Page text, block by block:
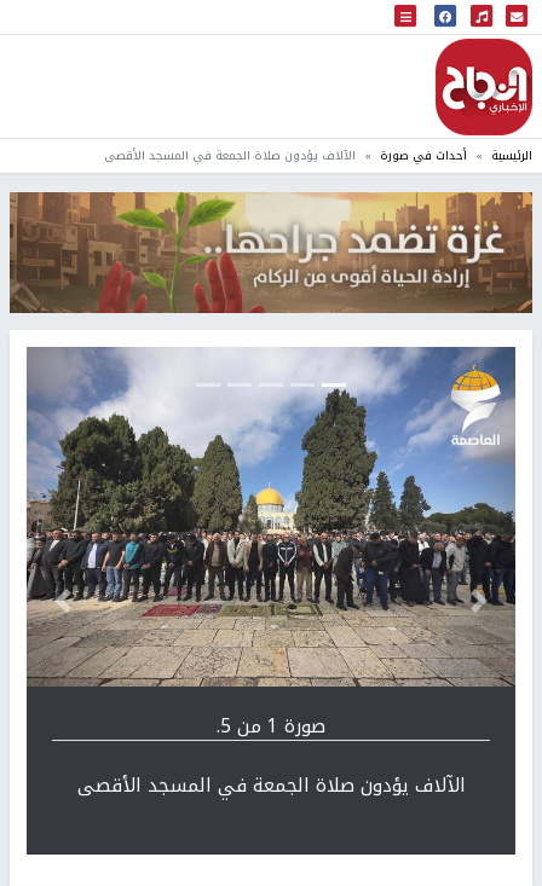
البث المباشر
إذاعة النجاح
الرئيسية أحداث في صورة الآلاف يؤدون صلاة الجمعة في المسجد الأقصى
صورة 1 من 5.
الآلاف يؤدون صلاة الجمعة في المسجد الأقصى
Previous التالي